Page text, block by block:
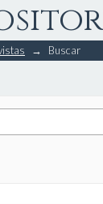
→ Buscar